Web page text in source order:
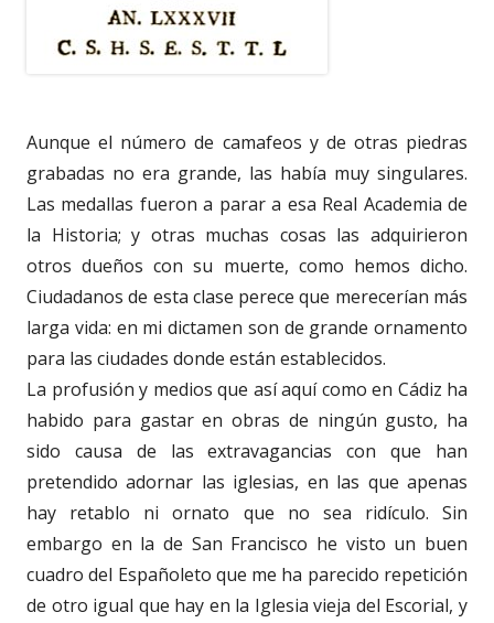
Aunque el número de camafeos y de otras piedras
grabadas no era grande, las había muy singulares.
Las medallas fueron a parar a esa Real Academia de
la Historia; y otras muchas cosas las adquirieron
otros dueños con su muerte, como hemos dicho.
Ciudadanos de esta clase perece que merecerían más
larga vida: en mi dictamen son de grande ornamento
para las ciudades donde están establecidos.
La profusión y medios que así aquí como en Cádiz ha
habido para gastar en obras de ningún gusto, ha
sido causa de las extravagancias con que han
pretendido adornar las iglesias, en las que apenas
hay retablo ni ornato que no sea ridículo. Sin
embargo en la de San Francisco he visto un buen
cuadro del Españoleto que me ha parecido repetición
de otro igual que hay en la Iglesia vieja del Escorial, y